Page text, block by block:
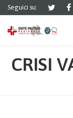
Seguici su:
CRISI